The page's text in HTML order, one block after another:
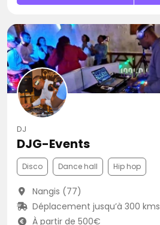
DJ
DJG-Events
Disco Dance hall Hip hop
Nangis (77)
Déplacement jusqu’à 300 kms
À partir de 500€